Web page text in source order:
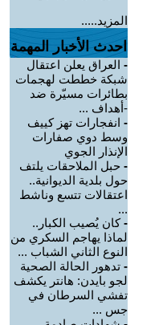
المزيد.....
احدث الأخبار المهمة
- العراق يعلن اعتقال
شبكة خططت لهجمات
بطائرات مسيّرة ضد
-أهداف ...
- انفجارات تهز كييف
وسط دوي صفارات
الإنذار الجوي
- حبل الملاحقات يلتف
حول بلدية الديوانية..
اعتقالات تتسع وناشط
...
-كان يُصيب الكبار..
لماذا يهاجم السكري من
النوع الثاني الشباب ...
- تدهور الحالة الصحية
لجو بايدن: هانتر يكشف
تفشي السرطان في
جس ...